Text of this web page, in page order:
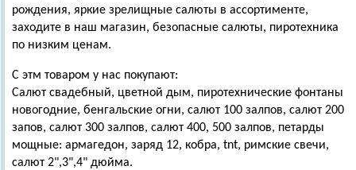
рождения, яркие зрелищные салюты в ассортименте,
заходите в наш магазин, безопасные салюты, пиротехника
по низким ценам.
С этм товаром у нас покупают:
Салют свадебный, цветной дым, пиротехнические фонтаны
новогодние, бенгальские огни, салют 100 залпов, салют 200
запов, салют 300 залпов, салют 400, 500 залпов, петарды
мощные: армагедон, заряд 12, кобра, tnt, римские свечи,
салют 2",3",4" дюйма.